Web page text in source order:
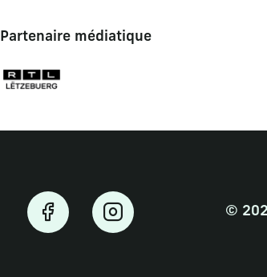
Partenaire médiatique
©